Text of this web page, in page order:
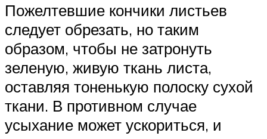
Пожелтевшие кончики листьев
следует обрезать, но таким
образом, чтобы не затронуть
зеленую, живую ткань листа,
оставляя тоненькую полоску сухой
ткани. В противном случае
усыхание может ускориться, и